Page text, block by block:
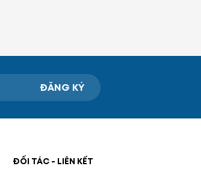
ĐĂNG KÝ
ĐỐI TÁC - LIÊN KẾT